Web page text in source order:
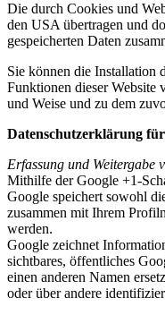
Die durch Cookies und
den USA übertragen und
gespeicherten Daten
Sie können die Installation
Funktionen dieser Website
und Weise und zu dem
Datenschutzerklärung
Erfassung und Weitergabe
Mithilfe der Google +1-
Google speichert sowohl
zusammen mit Ihrem
werden.
Google zeichnet
sichtbares, öffentliches
einen anderen Namen
oder über andere